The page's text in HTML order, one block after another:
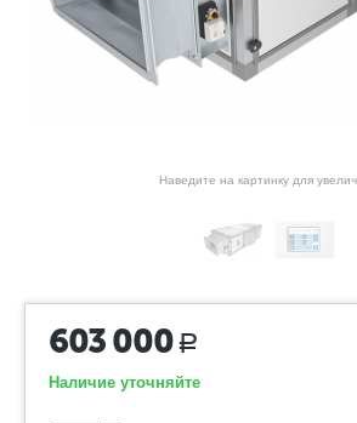
Наведите на картинку для
603 000 Р
Наличие уточняйте